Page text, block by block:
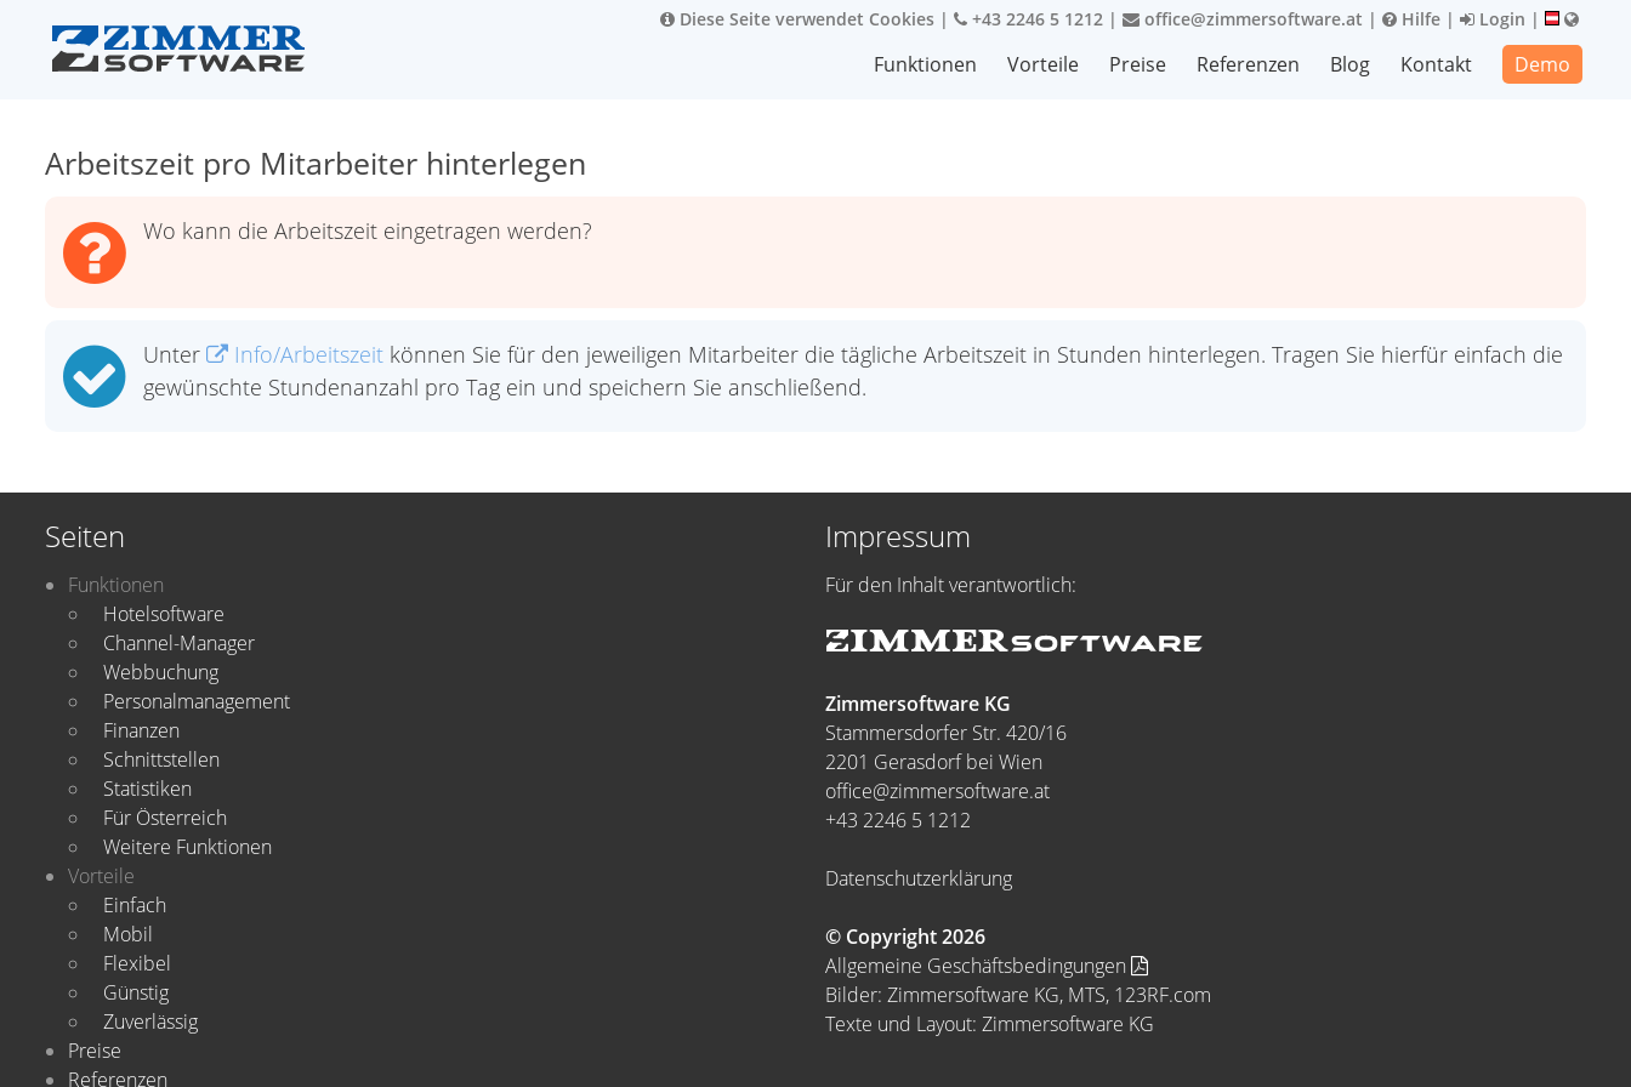
Diese Seite verwendet Cookies | +43 2246 5 1212 | office@zimmersoftware.at | Hilfe | Login |
Funktionen Vorteile Preise Referenzen Blog Kontakt Demo
Arbeitszeit pro Mitarbeiter hinterlegen
Wo kann die Arbeitszeit eingetragen werden?
Unter Info/Arbeitszeit können Sie für den jeweiligen Mitarbeiter die tägliche Arbeitszeit in Stunden hinterlegen. Tragen Sie hierfür einfach die
gewünschte Stundenanzahl pro Tag ein und speichern Sie anschließend.
Seiten
Funktionen
Hotelsoftware
Channel-Manager
Webbuchung
Personalmanagement
Finanzen
Schnittstellen
Statistiken
Für Österreich
Weitere Funktionen
Vorteile
Einfach
Mobil
Flexibel
Günstig
Zuverlässig
Preise
Referenzen
Impressum
Für den Inhalt verantwortlich:
Zimmersoftware KG
Stammersdorfer Str. 420/16
2201 Gerasdorf bei Wien
office@zimmersoftware.at
+43 2246 5 1212
Datenschutzerklärung
© Copyright 2026
Allgemeine Geschäftsbedingungen
Bilder: Zimmersoftware KG, MTS, 123RF.com
Texte und Layout: Zimmersoftware KG